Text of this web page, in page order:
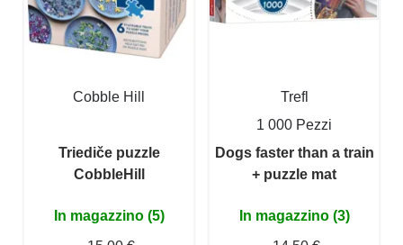
Cobble Hill
Triediče puzzle
CobbleHill
In magazzino (5)
Trefl
1 000 Pezzi
Dogs faster than a train
+ puzzle mat
In magazzino (3)